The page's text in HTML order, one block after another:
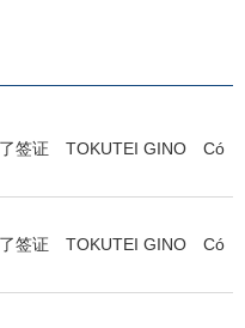
签证 TOKUTEI GINO Có
签证 TOKUTEI GINO Có